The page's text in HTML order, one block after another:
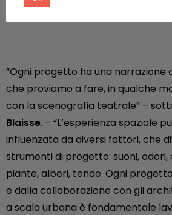
“Ogni progetto ha una narrazione
che proviamo a fare, in qualche
con la scenografia teatrale” –
Blaisse. – “L’esperienza spaziale
influenzata da diversi fattori, che
strumenti di progetto: suoni, odori,
piante, alberi, tende. Ogni
e dalla collaborazione con gli
a scala urbana è fondamentale